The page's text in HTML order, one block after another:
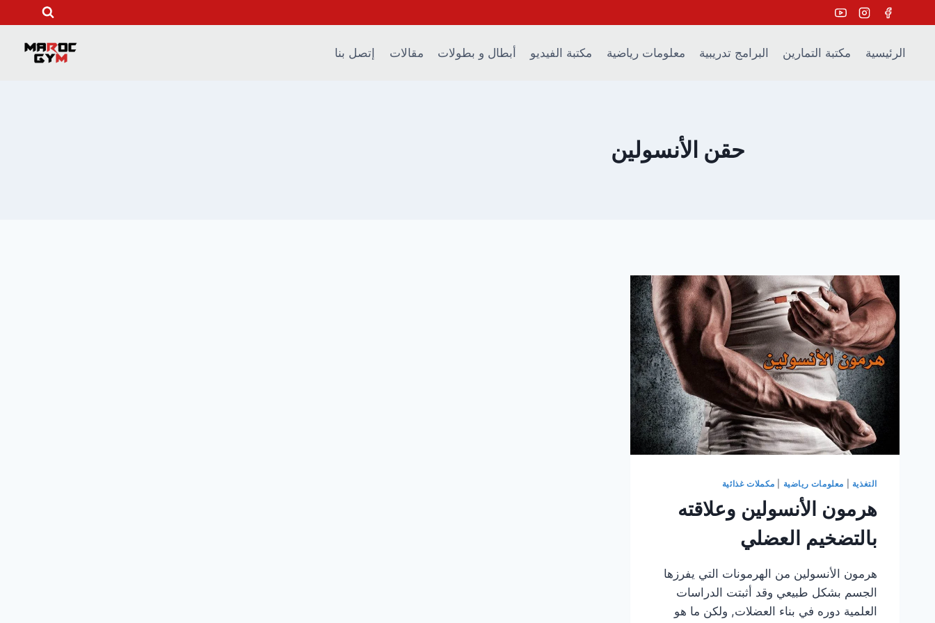
to
contentالرئيسية مكتبة التمارين البرامج تدريبية معلومات رياضية مكتبة الفيديو أبطال و بطولات مقالات إتصل بنا
حقن الأنسولين
التغذية معلومات رياضية مكملات غذائية
هرمون الأنسولين وعلاقته
بالتضخيم العضلي
هرمون الأنسولين من الهرمونات التي يفرزها
الجسم بشكل طبيعي وقد أثبتت الدراسات
العلمية دوره في بناء العضلات, ولكن ما هو